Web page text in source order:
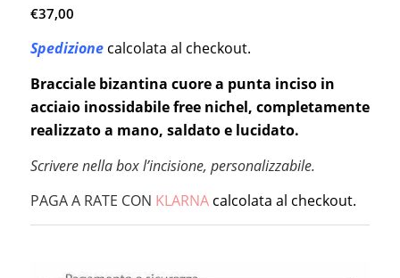
€37,00
Spedizione calcolata al checkout.
Bracciale bizantina cuore a punta inciso in
acciaio inossidabile free nichel, completamente
realizzato a mano, saldato e lucidato.
Scrivere nella box l’incisione, personalizzabile.
PAGA A RATE CON KLARNA calcolata al checkout.